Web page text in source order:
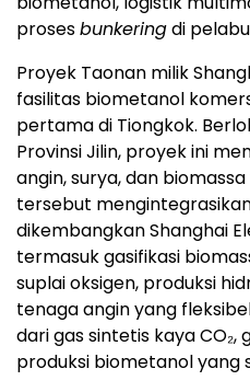
prosesbunkeringdi
Proyek Taonan milik
fasilitas biometanol
pertama di Tiongkok.
Provinsi Jilin, proyek ini
angin, surya, dan
tersebut
dikembangkan Shanghai
termasuk gasifikasi
suplai oksigen, produksi
tenaga angin yang
dari gas sintetis kaya
produksi biometanol yang